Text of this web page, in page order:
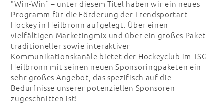
"Win-Win“ – unter diesem Titel haben wir ein neues
Programm für die Förderung der Trendsportart
Hockey in Heilbronn aufgelegt. Über einen
vielfältigen Marketingmix und über ein großes Paket
traditioneller sowie interaktiver
Kommunikationskanäle bietet der Hockeyclub im TSG
Heilbronn mit seinen neuen Sponsoringpaketen ein
sehr großes Angebot, das spezifisch auf die
Bedürfnisse unserer potenziellen Sponsoren
zugeschnitten ist!